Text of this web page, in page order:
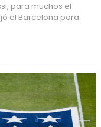
para muchos el
el Barcelona para